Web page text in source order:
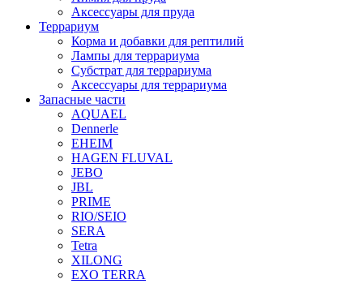
Аксессуары для пруда
Террариум
Корма и добавки для рептилий
Лампы для террариума
Субстрат для террариума
Аксессуары для террариума
Запасные части
AQUAEL
Dennerle
EHEIM
HAGEN FLUVAL
JEBO
JBL
PRIME
RIO/SEIO
SERA
Tetra
XILONG
EXO TERRA